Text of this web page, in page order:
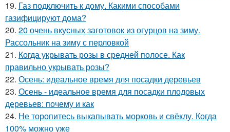
19. Газ подключить к дому. Какими способами
газифицируют дома?
20. 20 очень вкусных заготовок из огурцов на зиму.
Рассольник на зиму с перловкой
21. Когда укрывать розы в средней полосе. Как
правильно укрывать розы?
22. Осень: идеальное время для посадки деревьев
23. Осень - идеальное время для посадки плодовых
деревьев: почему и как
24. Не торопитесь выкапывать морковь и свёклу. Когда
100% можно уже